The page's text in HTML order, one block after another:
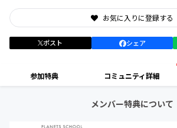
お気に入りに登録する
ポスト シェア
参加特典 コミュニティ詳細
メンバー特典について